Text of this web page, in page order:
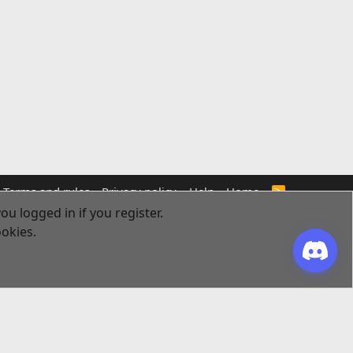
Terms and rules Privacy policy Help Home
R
logged in if you register.